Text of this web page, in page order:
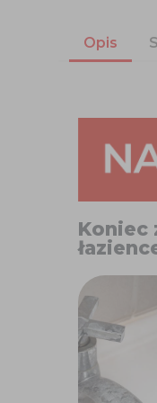
Opis
Koniec